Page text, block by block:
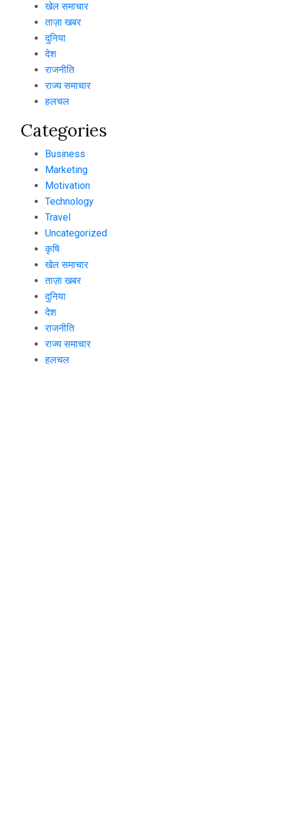
खेल समाचार
ताज़ा खबर
दुनिया
देश
राजनीति
राज्य समाचार
हलचल
Categories
Business
Marketing
Motivation
Technology
Travel
Uncategorized
कृषि
खेल समाचार
ताज़ा खबर
दुनिया
देश
राजनीति
राज्य समाचार
हलचल